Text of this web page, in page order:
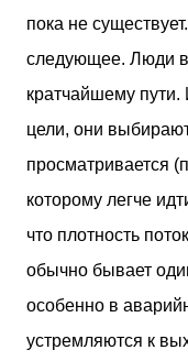
пока не
следующее. Люди
кратчайшему пути.
цели, они
просматривается
которому легче
что плотность
обычно бывает
особенно в
устремляются к